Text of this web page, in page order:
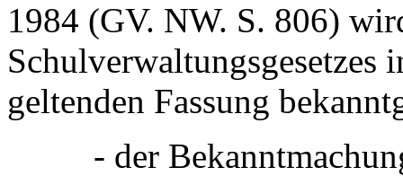
1984 (GV. NW. S. 806)
Schulverwaltungsgesetzes
geltenden Fassung
- der